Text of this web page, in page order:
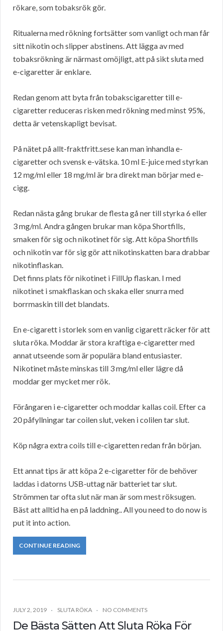
rökare, som tobaksrök gör.
Ritualerna med rökning fortsätter som vanligt och man får
sitt nikotin och slipper abstinens. Att lägga av med
tobaksrökning är närmast omöjligt, att på sikt sluta med
e-cigaretter är enklare.
Redan genom att byta från tobakscigaretter till e-
cigaretter reduceras risken med rökning med minst 95%,
detta är vetenskapligt bevisat.
På nätet på allt-fraktfritt.sese kan man inhandla e-
cigaretter och svensk e-vätska. 10 ml E-juice med styrkan
12 mg/ml eller 18 mg/ml är bra direkt man börjar med e-
cigg.
Redan nästa gång brukar de flesta gå ner till styrka 6 eller
3 mg/ml. Andra gången brukar man köpa Shortfills,
smaken för sig och nikotinet för sig. Att köpa Shortfills
och nikotin var för sig gör att nikotinskatten bara drabbar
nikotinflaskan.
Det finns plats för nikotinet i FillUp flaskan. I med
nikotinet i smakflaskan och skaka eller snurra med
borrmaskin till det blandats.
En e-cigarett i storlek som en vanlig cigarett räcker för att
sluta röka. Moddar är stora kraftiga e-cigaretter med
annat utseende som är populära bland entusiaster.
Nikotinet måste minskas till 3 mg/ml eller lägre då
moddar ger mycket mer rök.
Förångaren i e-cigaretter och moddar kallas coil. Efter ca
20 påfyllningar tar coilen slut, veken i colilen tar slut.
Köp några extra coils till e-cigaretten redan från början.
Ett annat tips är att köpa 2 e-cigaretter för de behöver
laddas i datorns USB-uttag när batteriet tar slut.
Strömmen tar ofta slut när man är som mest röksugen.
Bäst att alltid ha en på laddning.. All you need to do now is
put it into action.
CONTINUE READING
JULY 2, 2019 SLUTA RÖKA NO COMMENTS
De Bästa Sätten Att Sluta Röka För